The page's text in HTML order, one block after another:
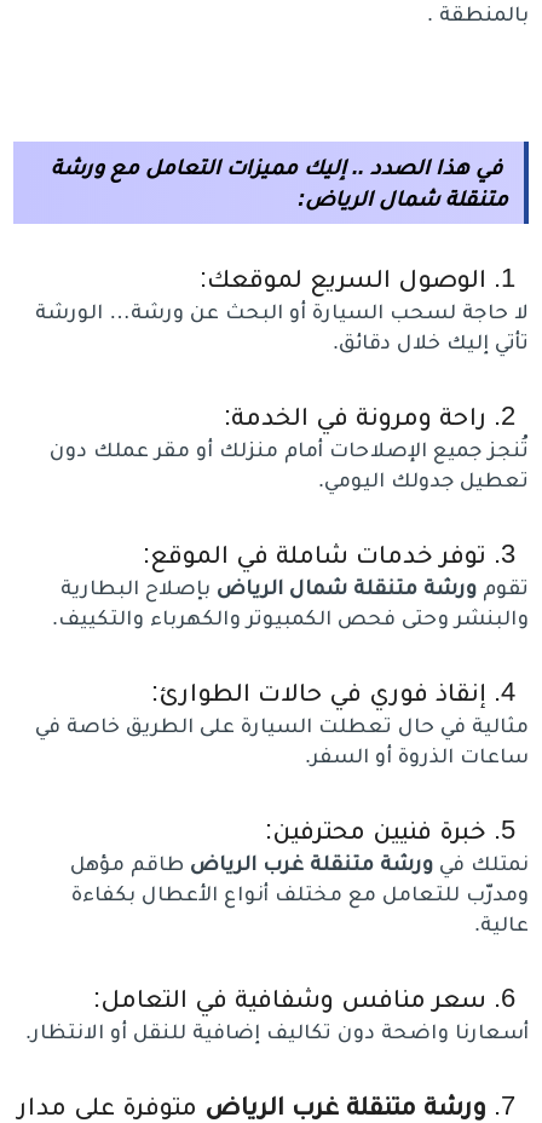
بالمنطقة .
في هذا الصدد .. إليك مميزات التعامل معورشة
متنقلة شمال الرياض:
الوصول السريع لموقعك:
لا حاجة لسحب السيارة أو البحث عن ورشة… الورشة
تأتي إليك خلال دقائق.
راحة ومرونة في الخدمة:
تُنجز جميع الإصلاحات أمام منزلك أو مقر عملك دون
تعطيل جدولك اليومي.
توفر خدمات شاملة في الموقع:
تقومورشة متنقلة شمال الرياض بإصلاح البطارية
والبنشر وحتى فحص الكمبيوتر والكهرباء والتكييف.
إنقاذ فوري في حالات الطوارئ:
مثالية في حال تعطلت السيارة على الطريق خاصة في
ساعات الذروة أو السفر.
خبرة فنيين محترفين:
نمتلك فيورشة متنقلة غرب الرياض طاقم مؤهل
ومدرّب للتعامل مع مختلف أنواع الأعطال بكفاءة
عالية.
سعر منافس وشفافية في التعامل:
أسعارنا واضحة دون تكاليف إضافية للنقل أو الانتظار.
ورشة متنقلة غرب الرياض متوفرة على مدار